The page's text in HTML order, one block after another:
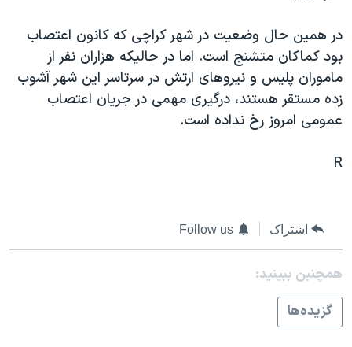
دادگاه حمید نوری
چهل سال گروگان‌گیری
قانون شفافیت دارائی کادر رهبری ایران
اعتراضات مردمی آبان ۹۸
صفحه‌های ویژه
در همين حال وضعيت در شهر کراچی که کانون اعتصاب
بود کماکان متشنج است. اما در حاليکه هزاران نفر از
ماموران پليس و نيروهای ارتش در سرتاسر اين شهر آشوب
زده مستقر هستند، درگيری مهمی در جريان اعتصاب
عمومی امروز رخ نداده است.
R
اشتراک Follow us
همچنبن ببینید:
گزيده‌ها